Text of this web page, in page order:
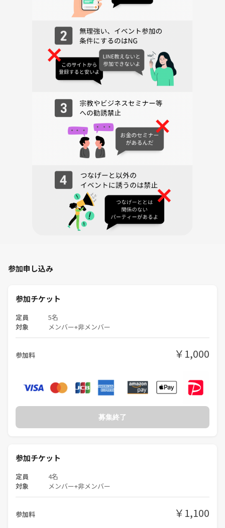
参加申し込み
参加チケット
定員 5名
対象 メンバー+非メンバー
参加料 ￥1,000
募集終了
参加チケット
定員 4名
対象 メンバー+非メンバー
参加料 ￥1,100